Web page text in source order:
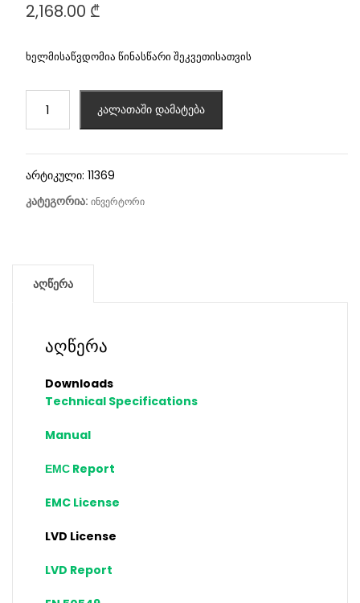
2,168.00 ₾
ხელმისაწვდომია წინასწარი შეკვეთისათვის
კალათაში დამატება
არტიკული: 11369
კატეგორია: ინვერტორი
აღწერა
აღწერა
Downloads
Technical Specifications
Manual
ЕМС Report
EMC License
LVD License
LVD Report